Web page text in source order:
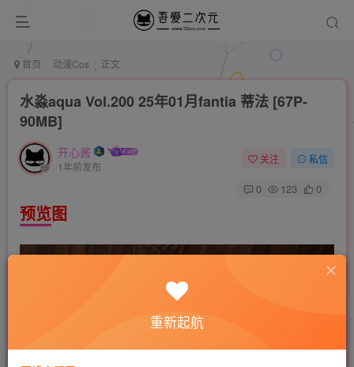
首页 动漫Cos 正文
水淼aqua Vol.200 25年01月fantia 蒂法 [67P-
90MB]
开心酱
1年前发布
关注 私信
0 123 0
预览图
重新起航